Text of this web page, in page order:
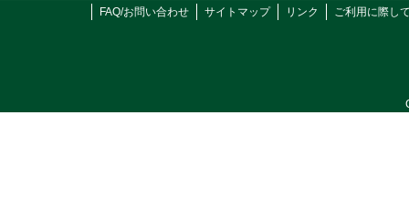
FAQ/お問い合わせ
サイトマップ リンク ご利用に際し